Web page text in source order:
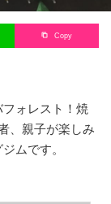
Copy
ォレスト！焼
、親子が楽しみ
ムです。